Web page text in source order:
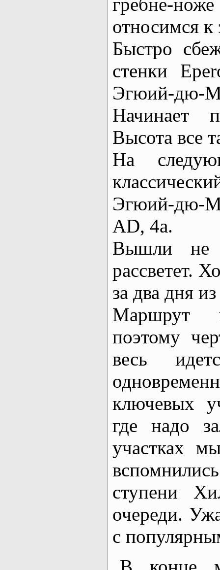
относимся
Быстро
стенки
Эгюий-дю-
Начинает
Высота все
На
Эгюий-дю-
AD, 4a.
Вышли не
рассветет.
за два дня
Маршрут
поэтому
весь
ключевых
где надо
участках
ступени
очереди.
с